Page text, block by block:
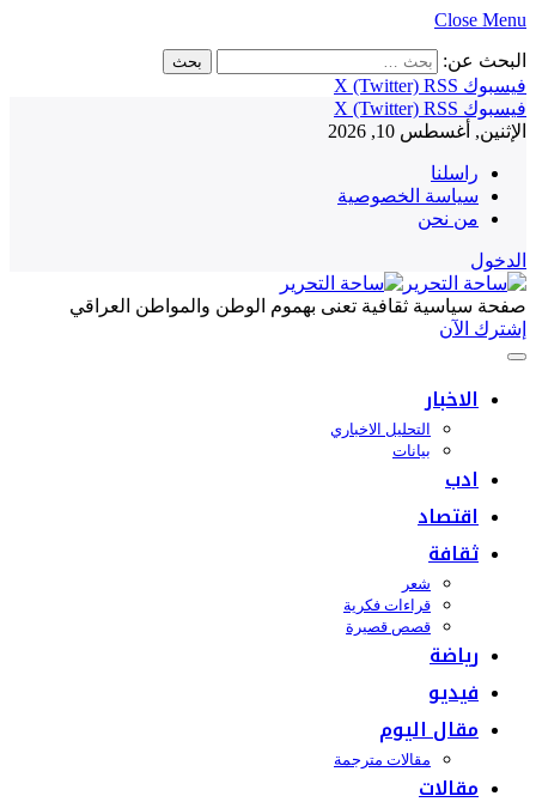
Close Menu
البحث عن:
فيسبوك
X (Twitter) RSS
فيسبوك
X (Twitter) RSS
الإثنين, أغسطس 10, 2026
راسلنا
سياسة الخصوصية
من نحن
الدخول
صفحة سياسية ثقافية تعنى بهموم الوطن والمواطن العراقي
إشترك الآن
الاخبار
التحليل الاخباري
بيانات
ادب
اقتصاد
ثقافة
شعر
قراءات فكرية
قصص قصيرة
رياضة
فيديو
مقال اليوم
مقالات مترجمة
مقالات